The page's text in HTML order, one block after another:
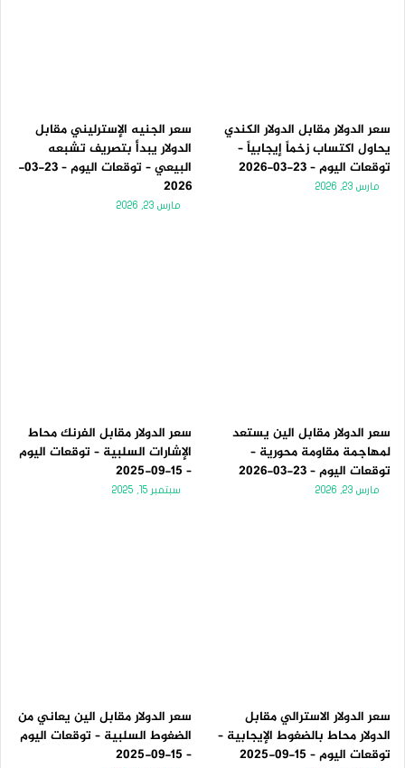
سعر الدولار مقابل الدولار الكندي
يحاول اكتساب زخماً إيجابياً –
توقعات اليوم – 23-03-2026
مارس 23, 2026
سعر الجنيه الإسترليني مقابل
الدولار يبدأ بتصريف تشبعه
البيعي – توقعات اليوم – 23-03-
2026
مارس 23, 2026
سعر الدولار مقابل الين يستعد
لمهاجمة مقاومة محورية –
توقعات اليوم – 23-03-2026
مارس 23, 2026
سعر الدولار مقابل الفرنك محاط
الإشارات السلبية – توقعات اليوم
– 15-09-2025
سبتمبر 15, 2025
سعر الدولار الاسترالي مقابل
الدولار محاط بالضغوط الإيجابية –
توقعات اليوم – 15-09-2025
سعر الدولار مقابل الين يعاني من
الضغوط السلبية – توقعات اليوم
– 15-09-2025